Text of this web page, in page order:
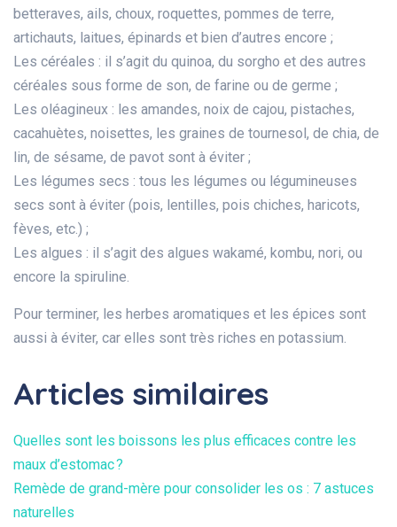
betteraves, ails, choux, roquettes, pommes de terre,
artichauts, laitues, épinards et bien d’autres encore ;
Les céréales : il s’agit du quinoa, du sorgho et des autres
céréales sous forme de son, de farine ou de germe ;
Les oléagineux : les amandes, noix de cajou, pistaches,
cacahuètes, noisettes, les graines de tournesol, de chia, de
lin, de sésame, de pavot sont à éviter ;
Les légumes secs : tous les légumes ou légumineuses
secs sont à éviter (pois, lentilles, pois chiches, haricots,
fèves, etc.) ;
Les algues : il s’agit des algues wakamé, kombu, nori, ou
encore la spiruline.
Pour terminer, les herbes aromatiques et les épices sont
aussi à éviter, car elles sont très riches en potassium.
Articles similaires
Quelles sont les boissons les plus efficaces contre les
maux d’estomac ?
Remède de grand-mère pour consolider les os : 7 astuces
naturelles